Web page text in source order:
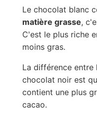
Le chocolat blanc
matière grasse,
C'est le plus riche
moins gras.
La différence
chocolat noir est
contient une plus
cacao.